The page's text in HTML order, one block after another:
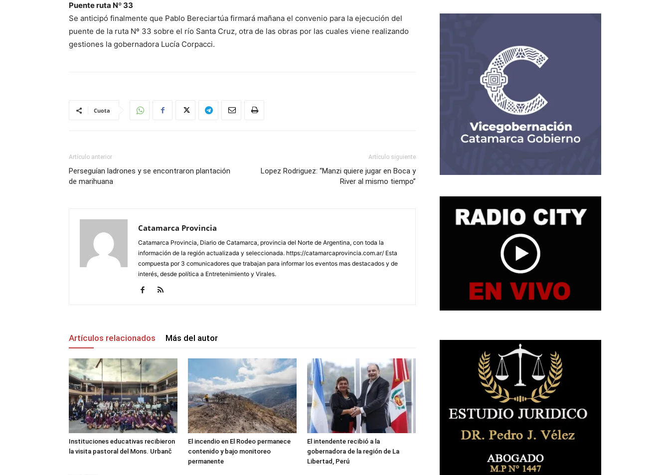
Puente ruta Nº 33
Se anticipó finalmente que Pablo Bereciartúa firmará mañana el convenio para la ejecución del
puente de la ruta Nº 33 sobre el río Santa Cruz, otra de las obras por las cuales viene realizando
gestiones la gobernadora Lucía Corpacci.
Cuota
Artículo anterior
Perseguían ladrones y se encontraron plantación
de marihuana
Artículo siguiente
Lopez Rodriguez: “Manzi quiere jugar en Boca y
River al mismo tiempo”
Catamarca Provincia
Catamarca Provincia, Diario de Catamarca, provincia del Norte de Argentina, con toda la
información de la región actualizada y seleccionada. https://catamarcaprovincia.com.ar/ Esta
compuesta por 3 comunicadores que trabajan para informar los eventos mas destacados y de
interés, desde política a Entretenimiento y Virales.
Artículos relacionados Más del autor
Instituciones educativas recibieron
la visita pastoral del Mons. Urbanč
El incendio en El Rodeo permanece
contenido y bajo monitoreo
permanente
El intendente recibió a la
gobernadora de la región de La
Libertad, Perú